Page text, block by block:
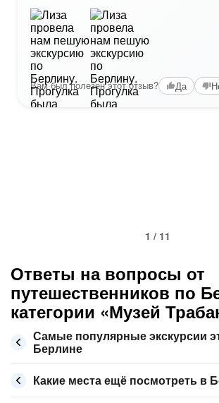
Вам был полезен этот отзыв? Да
1 / 11
Ответы на вопросы от
путешественников по
категории «Музей
Самые популярные экскурсии
Берлине
Какие места ещё посмотреть в